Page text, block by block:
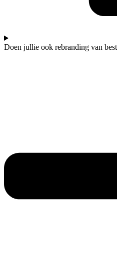
Doen jullie ook rebranding van